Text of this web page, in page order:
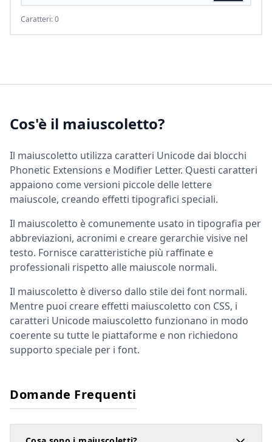
Caratteri: 0
Cos'è il maiuscoletto?
Il maiuscoletto utilizza caratteri Unicode dai blocchi
Phonetic Extensions e Modifier Letter. Questi caratteri
appaiono come versioni piccole delle lettere
maiuscole, creando effetti tipografici speciali.
Il maiuscoletto è comunemente usato in tipografia per
abbreviazioni, acronimi e creare gerarchie visive nel
testo. Fornisce caratteristiche più raffinate e
professionali rispetto alle maiuscole normali.
Il maiuscoletto è diverso dallo stile dei font normali.
Mentre puoi creare effetti maiuscoletto con CSS, i
caratteri Unicode maiuscoletto funzionano in modo
coerente su tutte le piattaforme e non richiedono
supporto speciale per i font.
Domande Frequenti